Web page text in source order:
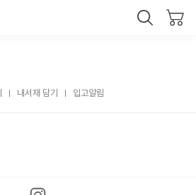
내서재 담기 입고알림